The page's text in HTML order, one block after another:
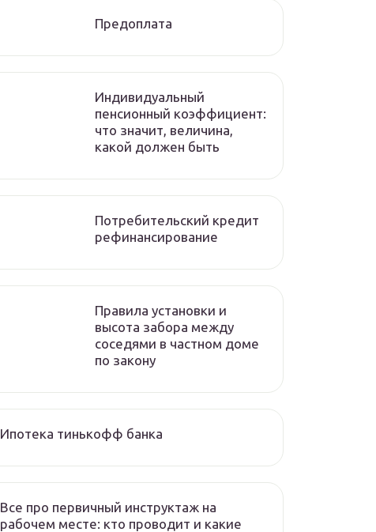
Предоплата
Индивидуальный
пенсионный коэффициент:
что значит, величина,
какой должен быть
Потребительский кредит
рефинансирование
Правила установки и
высота забора между
соседями в частном доме
по закону
Ипотека тинькофф банка
Все про первичный инструктаж на
рабочем месте: кто проводит и какие